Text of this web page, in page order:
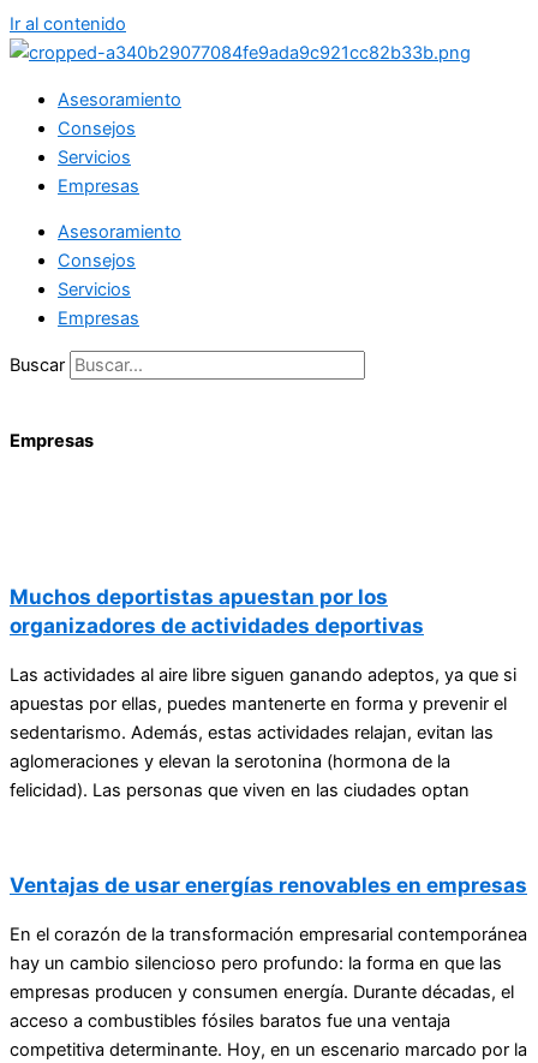
Ir al contenido
Asesoramiento
Consejos
Servicios
Empresas
Asesoramiento
Consejos
Servicios
Empresas
Buscar
Empresas
Muchos deportistas apuestan por los
organizadores de actividades deportivas
Las actividades al aire libre siguen ganando adeptos, ya que si
apuestas por ellas, puedes mantenerte en forma y prevenir el
sedentarismo. Además, estas actividades relajan, evitan las
aglomeraciones y elevan la serotonina (hormona de la
felicidad). Las personas que viven en las ciudades optan
Ventajas de usar energías renovables en empresas
En el corazón de la transformación empresarial contemporánea
hay un cambio silencioso pero profundo: la forma en que las
empresas producen y consumen energía. Durante décadas, el
acceso a combustibles fósiles baratos fue una ventaja
competitiva determinante. Hoy, en un escenario marcado por la